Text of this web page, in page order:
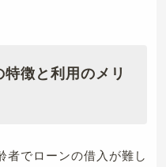
徴と利用のメリ
でローンの借入が難し